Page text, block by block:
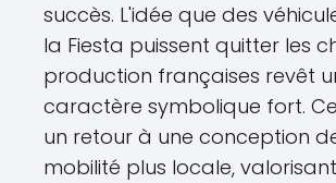
succès. L'idée que des
la Fiesta puissent quitter les
production françaises revêt
caractère symbolique fort.
un retour à une conception
mobilité plus locale,